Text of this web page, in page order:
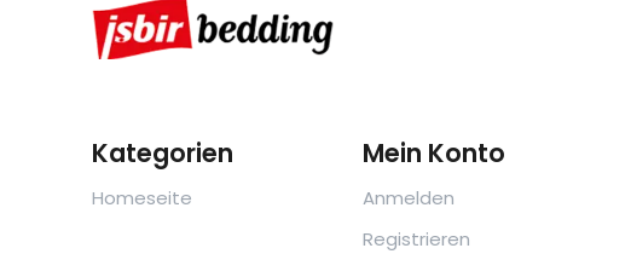
Kategorien
Homeseite
Mein Konto
Anmelden
Registrieren